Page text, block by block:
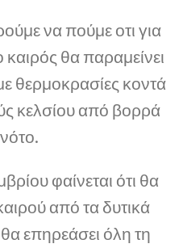
να πούμε οτι για
καιρός θα παραμείνει
θερμοκρασίες κοντά
κελσίου από βορρά
φαίνεται ότι θα
από τα δυτικά
επηρεάσει όλη τη